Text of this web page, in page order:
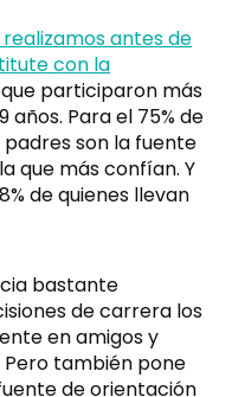
antes de
con la
que participaron más
años. Para el 75% de
padres son la fuente
que más confían. Y
de quienes llevan
bastante
de carrera los
en amigos y
también pone
de orientación